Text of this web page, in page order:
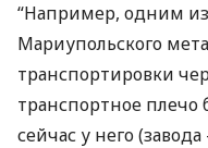
“Например, одним
Мариупольского
транспортировки
транспортное
сейчас у него